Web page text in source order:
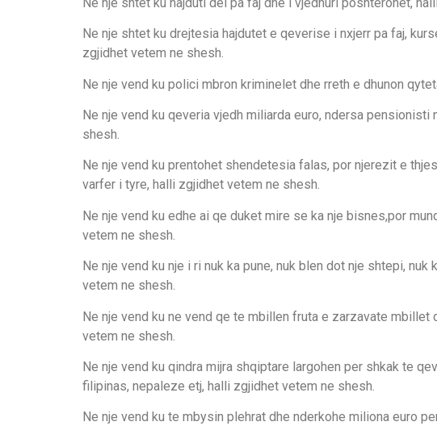
Ne nje shtet ku drejtesia hajdutet e qeverise i nxjerr pa faj,
zgjidhet vetem ne shesh.
Ne nje vend ku polici mbron kriminelet dhe rreth e dhunon
Ne nje vend ku qeveria vjedh miliarda euro, ndersa
shesh.
Ne nje vend ku prentohet shendetesia falas, por njerezit e
varfer i tyre, halli zgjidhet vetem ne shesh.
Ne nje vend ku edhe ai qe duket mire se ka nje bisnes,por
vetem ne shesh.
Ne nje vend ku nje i ri nuk ka pune, nuk blen dot nje shtepi,
vetem ne shesh.
Ne nje vend ku ne vend qe te mbillen fruta e zarzavate
vetem ne shesh.
Ne nje vend ku qindra mijra shqiptare largohen per shkak te
filipinas, nepaleze etj, halli zgjidhet vetem ne shesh.
Ne nje vend ku te mbysin plehrat dhe nderkohe miliona euro